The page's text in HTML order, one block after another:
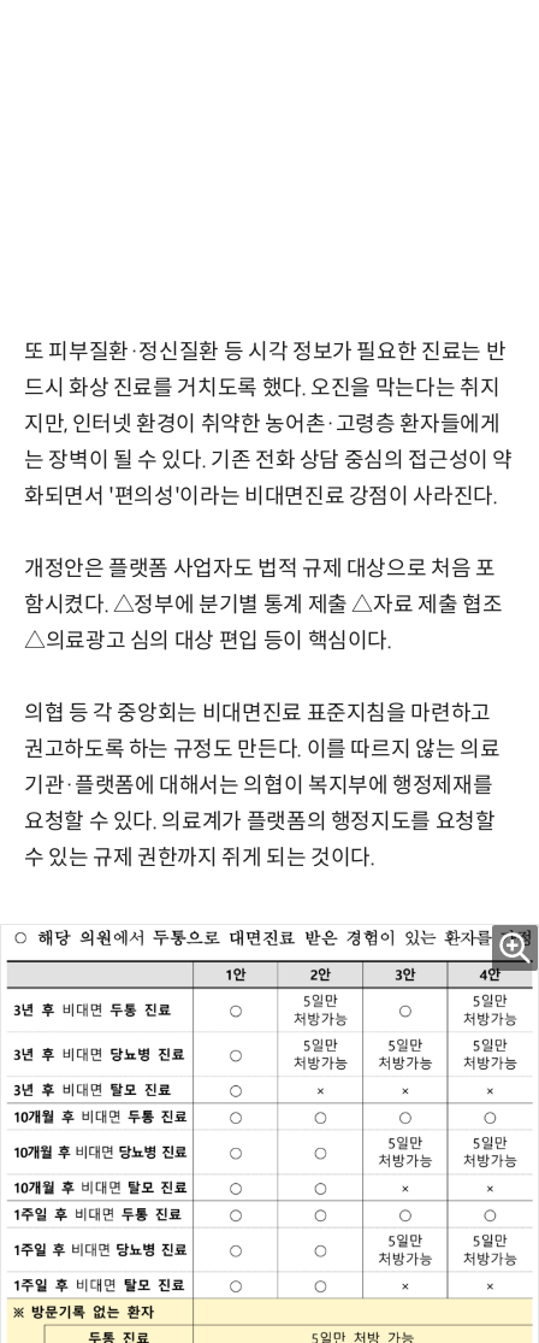
또 피부질환·정신질환 등 시각 정보가 필요한 진료는 반
드시 화상 진료를 거치도록 했다. 오진을 막는다는 취지
지만, 인터넷 환경이 취약한 농어촌·고령층 환자들에게
는 장벽이 될 수 있다. 기존 전화 상담 중심의 접근성이 약
화되면서 '편의성'이라는 비대면진료 강점이 사라진다.
개정안은 플랫폼 사업자도 법적 규제 대상으로 처음 포
함시켰다. △정부에 분기별 통계 제출 △자료 제출 협조
△의료광고 심의 대상 편입 등이 핵심이다.
의협 등 각 중앙회는 비대면진료 표준지침을 마련하고
권고하도록 하는 규정도 만든다. 이를 따르지 않는 의료
기관·플랫폼에 대해서는 의협이 복지부에 행정제재를
요청할 수 있다. 의료계가 플랫폼의 행정지도를 요청할
수 있는 규제 권한까지 쥐게 되는 것이다.